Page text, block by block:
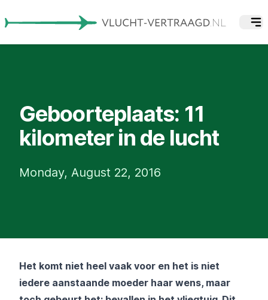
Geboorteplaats: 11
kilometer in de lucht
Monday, August 22, 2016
Het komt niet heel vaak voor en het is niet
iedere aanstaande moeder haar wens, maar